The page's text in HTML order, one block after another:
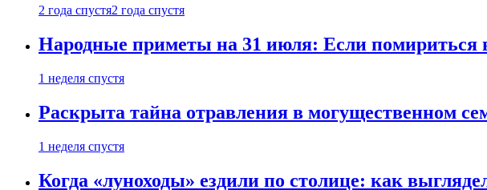
2 года спустя2 года спустя
Народные приметы на 31 июля: Если помириться в
1 неделя спустя
Раскрыта тайна отравления в могущественном
1 неделя спустя
Когда «луноходы» ездили по столице: как